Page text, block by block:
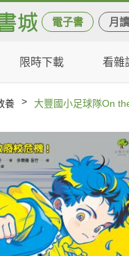
電子書 月
限時下載 看雜
養 > 大豐國小足球隊On